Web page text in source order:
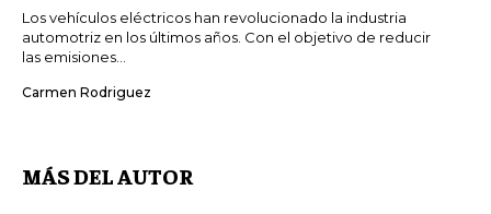
Los vehículos eléctricos han revolucionado la industria
automotriz en los últimos años. Con el objetivo de reducir
las emisiones...
Carmen Rodriguez
MÁS DEL AUTOR